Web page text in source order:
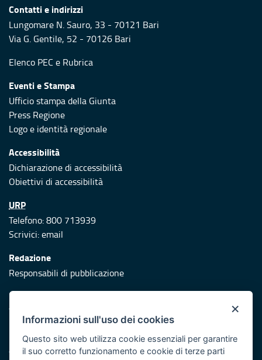
Contatti e indirizzi
Lungomare N. Sauro, 33 - 70121 Bari
Via G. Gentile, 52 - 70126 Bari
Elenco PEC e Rubrica
Eventi e Stampa
Ufficio stampa della Giunta
Press Regione
Logo e identità regionale
Accessibilità
Dichiarazione di accessibilità
Obiettivi di accessibilità
URP
Telefono: 800 713939
Scrivici:email
Redazione
Responsabili di pubblicazione
Protezione civile
Vai al sito di Protezione Civile Puglia
Iniziativa finanziata con risorse del POR Puglia 2014/2020 -
Asse XI
×
Informazioni sull'uso dei cookies
Questo sito web utilizza cookie essenziali per garantire
il suo corretto funzionamento e cookie di terze parti